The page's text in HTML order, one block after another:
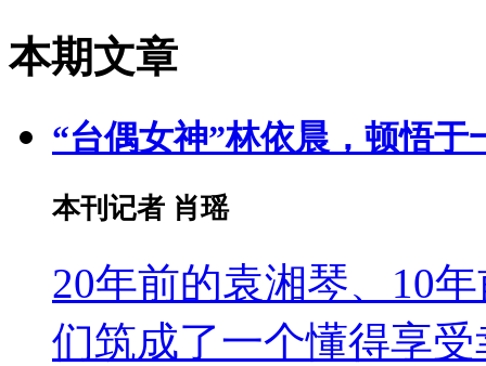
本期文章
“台偶女神”林依晨，顿悟于
本刊记者 肖瑶
20年前的袁湘琴、10
们筑成了一个懂得享